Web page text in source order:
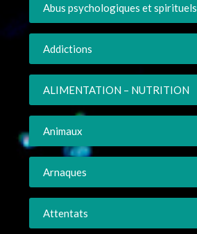
Abus psychologiques et spirituels
Addictions
ALIMENTATION – NUTRITION
Animaux
Arnaques
Attentats